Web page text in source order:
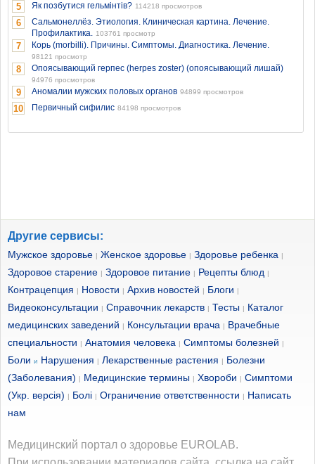
5 Як позбутися гельмінтів? 114218 просмотров
6
Сальмонеллёз. Этиология. Клиническая картина. Лечение.
Профилактика. 103761 просмотр
7 Корь (morbilli). Причины. Симптомы. Диагностика. Лечение.
98121 просмотр
8 Опоясывающий герпес (herpes zoster) (опоясывающий лишай)
94976 просмотров
9 Аномалии мужских половых органов 94899 просмотров
10 Первичный сифилис 84198 просмотров
Другие сервисы:
Мужское здоровье | Женское здоровье | Здоровье ребенка |
Здоровое старение | Здоровое питание | Рецепты блюд |
Контрацепция | Новости | Архив новостей | Блоги |
Видеоконсультации | Справочник лекарств | Тесты | Каталог
медицинских заведений | Консультации врача | Врачебные
специальности | Анатомия человека | Симптомы болезней |
Боли и Нарушения | Лекарственные растения | Болезни
(Заболевания) | Медицинские термины | Хвороби | Симптоми
(Укр. версія) | Болі | Ограничение ответственности | Написать
нам
Медицинский портал о здоровье EUROLAB.